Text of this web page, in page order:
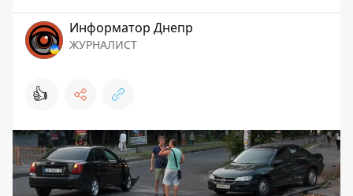
Информатор Днепр
ЖУРНАЛИСТ
👍